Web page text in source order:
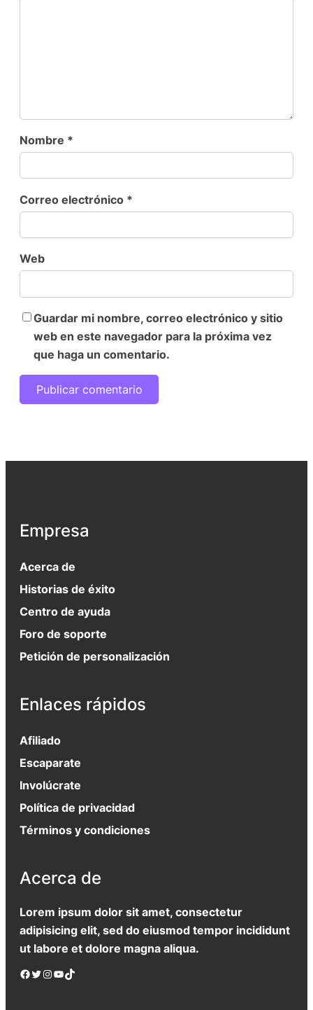
Nombre *
Correo electrónico *
Web
Guardar mi nombre, correo electrónico y sitio
web en este navegador para la próxima vez
que haga un comentario.
Empresa
Acerca de
Historias de éxito
Centro de ayuda
Foro de soporte
Petición de personalización
Enlaces rápidos
Afiliado
Escaparate
Involúcrate
Política de privacidad
Términos y condiciones
Acerca de
Lorem ipsum dolor sit amet, consectetur
adipisicing elit, sed do eiusmod tempor incididunt
ut labore et dolore magna aliqua.
Facebook Twitter InstagramYouTube TikTok